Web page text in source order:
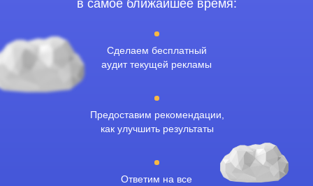
в самое ближайшее время:
Сделаем бесплатный
аудит текущей рекламы
Предоставим рекомендации,
как улучшить результаты
Ответим на все